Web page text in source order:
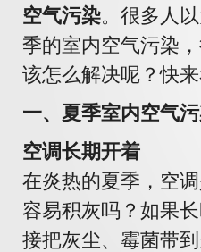
空气污染。很多人
季的室内空气污染
该怎么解决呢？快
一、夏季室内空气
空调长期开着
在炎热的夏季，空
容易积灰吗？如果
接把灰尘、霉菌带